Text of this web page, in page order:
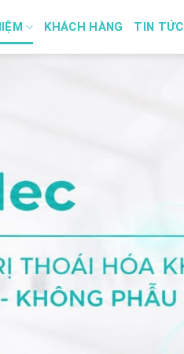
KHÁCH HÀNG TIN TỨC